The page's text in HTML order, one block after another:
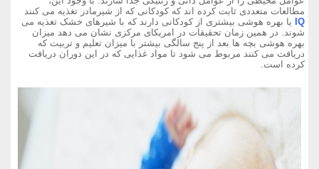
مطالعات متعددی ثابت کرده اند که کودکانی که از شیرمادر تغذیه می کنند
IQ یا بهره هوشی بیشتری از کودکانی دارند که با شیرهای خشک تغذیه می
شوند. در همین زمان تحقیقات در امریکای مرکزی نشان می دهد میزان
بهره هوشی بچه ها بعد از پنج سالگی بیشتر با میزان تعلیم و تربیت که
دریافت می کنند مربوط می شود تا مواد غذایی که در این دوران دریافت
کرده است.